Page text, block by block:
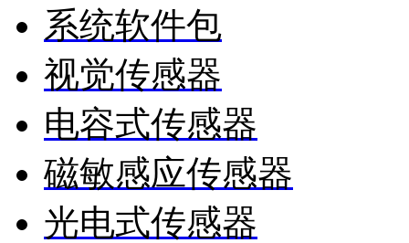
系统软件包
视觉传感器
电容式传感器
磁敏感应传感器
光电式传感器